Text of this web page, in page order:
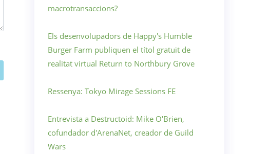
macrotransaccions?
Els desenvolupadors de Happy's Humble
Burger Farm publiquen el títol gratuït de
realitat virtual Return to Northbury Grove
Ressenya: Tokyo Mirage Sessions FE
Entrevista a Destructoid: Mike O'Brien,
cofundador d'ArenaNet, creador de Guild
Wars